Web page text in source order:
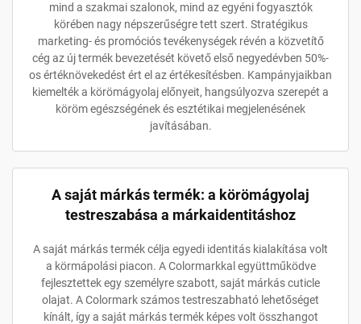
mind a szakmai szalonok, mind az egyéni fogyasztók
körében nagy népszerűségre tett szert. Stratégikus
marketing- és promóciós tevékenységek révén a közvetítő
cég az új termék bevezetését követő első negyedévben 50%-
os értéknövekedést ért el az értékesítésben. Kampányjaikban
kiemelték a körömágyolaj előnyeit, hangsúlyozva szerepét a
köröm egészségének és esztétikai megjelenésének
javításában.
A saját márkás termék: a körömágyolaj
testreszabása a márkaidentitáshoz
A saját márkás termék célja egyedi identitás kialakítása volt
a körmápolási piacon. A Colormarkkal együttműködve
fejlesztettek egy személyre szabott, saját márkás cuticle
olajat. A Colormark számos testreszabható lehetőséget
kínált, így a saját márkás termék képes volt összhangot